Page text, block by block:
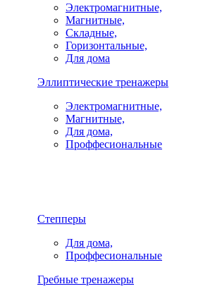
Электромагнитные,
Магнитные,
Складные,
Горизонтальные,
Для дома
Эллиптические тренажеры
Электромагнитные,
Магнитные,
Для дома,
Проффесиональные
Степперы
Для дома,
Проффесиональные
Гребные тренажеры